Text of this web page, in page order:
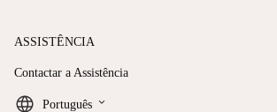
ASSISTÊNCIA
Contactar a Assistência
Português keyboard_arrow_down